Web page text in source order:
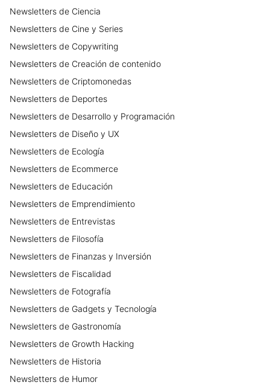
Newsletters de Ciencia
Newsletters de Cine y Series
Newsletters de Copywriting
Newsletters de Creación de contenido
Newsletters de Criptomonedas
Newsletters de Deportes
Newsletters de Desarrollo y Programación
Newsletters de Diseño y UX
Newsletters de Ecología
Newsletters de Ecommerce
Newsletters de Educación
Newsletters de Emprendimiento
Newsletters de Entrevistas
Newsletters de Filosofía
Newsletters de Finanzas y Inversión
Newsletters de Fiscalidad
Newsletters de Fotografía
Newsletters de Gadgets y Tecnología
Newsletters de Gastronomía
Newsletters de Growth Hacking
Newsletters de Historia
Newsletters de Humor